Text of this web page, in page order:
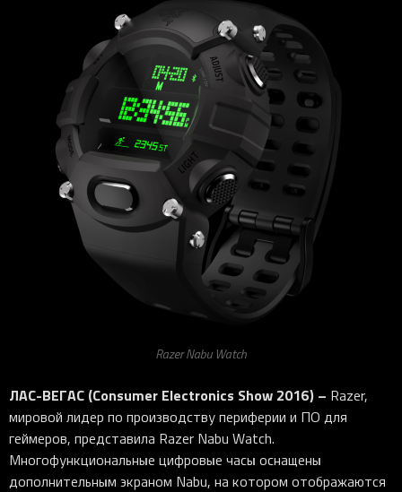
Razer Nabu Watch
ЛАС-ВЕГАС (Consumer Electronics Show 2016) – Razer,
мировой лидер по производству периферии и ПО для
геймеров, представила Razer Nabu Watch.
Многофункциональные цифровые часы оснащены
дополнительным экраном Nabu, на котором отображаются